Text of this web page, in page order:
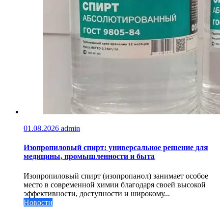
01.08.2026 admin
Изопропиловый спирт: универсальное решение для
медицины, промышленности и быта
Изопропиловый спирт (изопропанол) занимает особое
место в современной химии благодаря своей высокой
эффективности, доступности и широкому...
Новости